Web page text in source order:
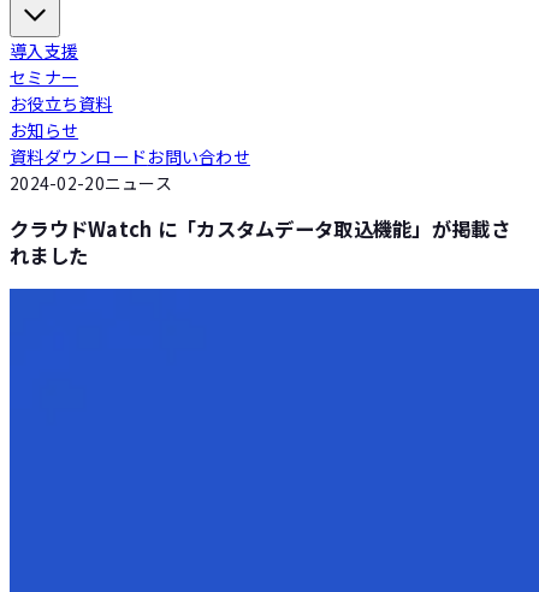
Loglass 経営管理
Loglass 人員計画
Loglass 設備投資計画
導入事例
導入支援
セミナー
お役立ち資料
お知らせ
資料ダウンロードお問い合わせ
2024-02-20ニュース
クラウドWatch に「カスタムデータ取込機能」が掲載さ
れました